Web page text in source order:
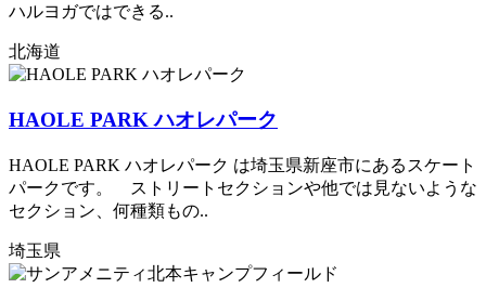
ハルヨガではできる..
北海道
HAOLE PARK ハオレパーク
HAOLE PARK ハオレパーク は埼玉県新座市にあるスケート
パークです。 ストリートセクションや他では見ないような
セクション、何種類もの..
埼玉県